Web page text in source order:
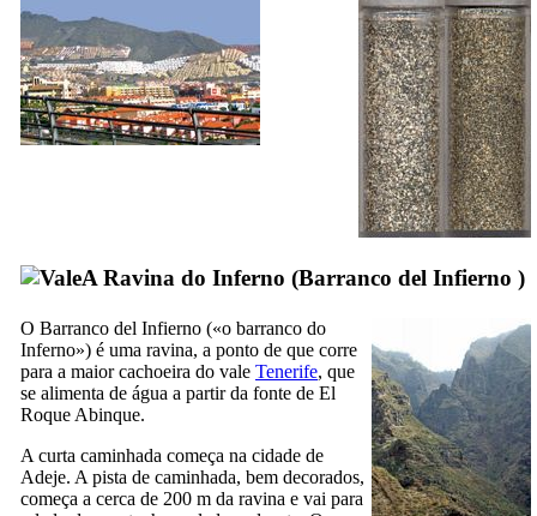
A Ravina do Inferno (Barranco del Infierno )
O Barranco del Infierno («o barranco do
Inferno») é uma ravina, a ponto de que corre
para a maior cachoeira do vale Tenerife, que
se alimenta de água a partir da fonte de El
Roque Abinque.
A curta caminhada começa na cidade de
Adeje. A pista de caminhada, bem decorados,
começa a cerca de 200 m da ravina e vai para